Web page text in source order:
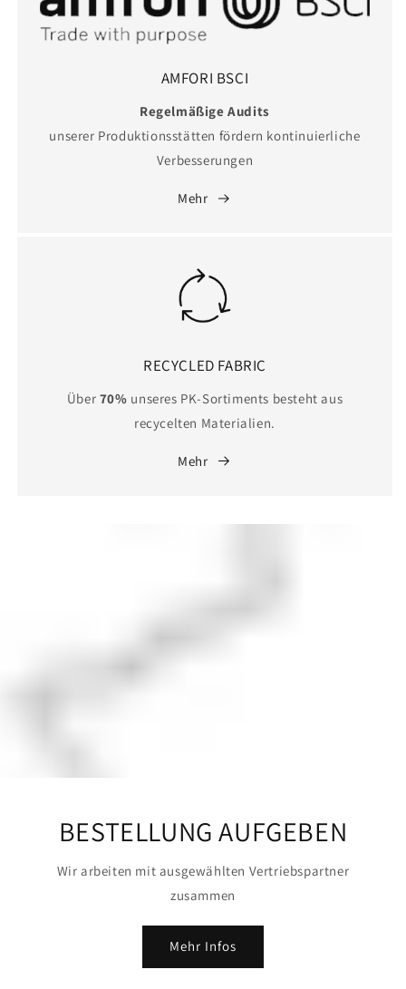
AMFORI BSCI
Regelmäßige Audits
unserer Produktionsstätten fördern kontinuierliche
Verbesserungen
Mehr
RECYCLED FABRIC
Über 70% unseres PK-Sortiments besteht aus
recycelten Materialien.
Mehr
BESTELLUNG AUFGEBEN
Wir arbeiten mit ausgewählten Vertriebspartner
zusammen
Mehr Infos